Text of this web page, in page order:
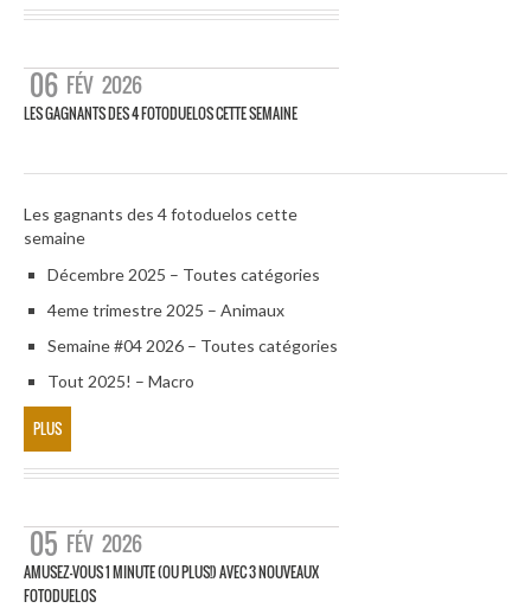
06 FÉV 2026
LES GAGNANTS DES 4 FOTODUELOS CETTE SEMAINE
Les gagnants des 4 fotoduelos cette
semaine
Décembre 2025 – Toutes catégories
4eme trimestre 2025 – Animaux
Semaine #04 2026 – Toutes catégories
Tout 2025! – Macro
PLUS
05 FÉV 2026
AMUSEZ-VOUS 1 MINUTE (OU PLUS!) AVEC 3 NOUVEAUX
FOTODUELOS